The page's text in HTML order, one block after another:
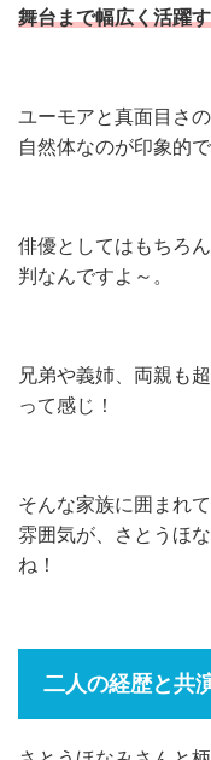
舞台まで幅広く活躍
ユーモアと真面目さ
自然体なのが印象的で
俳優としてはもちろ
判なんですよ～。
兄弟や義姉、両親も
って感じ！
そんな家族に囲まれ
雰囲気が、さとうほ
ね！
二人の経歴と共